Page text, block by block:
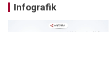
Infografik